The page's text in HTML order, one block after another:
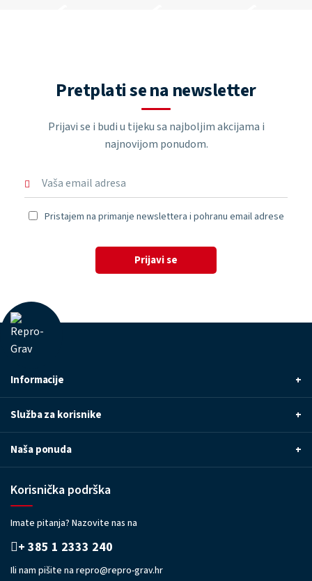
Pretplati se na newsletter
Prijavi se i budi u tijeku sa najboljim akcijama i
najnovijom ponudom.
Pristajem na primanje newslettera i pohranu email adrese
Prijavi se
Informacije +
Služba za korisnike +
Naša ponuda +
Korisnička podrška
Imate pitanja? Nazovite nas na
+ 385 1 2333 240
Ili nam pišite na repro@repro-grav.hr